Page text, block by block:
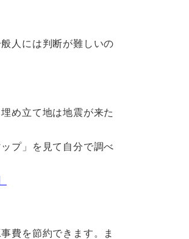
人には判断が難しいの
め立て地は地震が来た
プ」を見て自分で調べ
費を節約できます。ま